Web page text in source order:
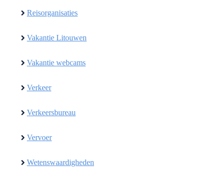
Reisorganisaties
Vakantie Litouwen
Vakantie webcams
Verkeer
Verkeersbureau
Vervoer
Wetenswaardigheden